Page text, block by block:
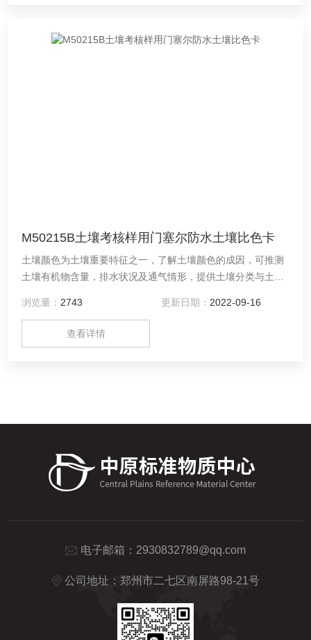
M50215B土壤考核样用门塞尔防水土壤比色卡
土壤颜色为土壤重要特征之一，了解土壤颜色的成因，可推测
土壤有机物含量，排水状况及通气情形，提供土壤分类与土壤
门赛尔颜色系统和门赛尔颜色命名法，结合土颜色的特点编
制，用来测定和描述土壤颜色的标准比色卡。 供货商：中原标
浏览量： 2743 更新日期： 2022-09-16
查看详情
电子邮箱： 2930832789@qq.com
公司地址：郑州市二七区南屏路98-21号